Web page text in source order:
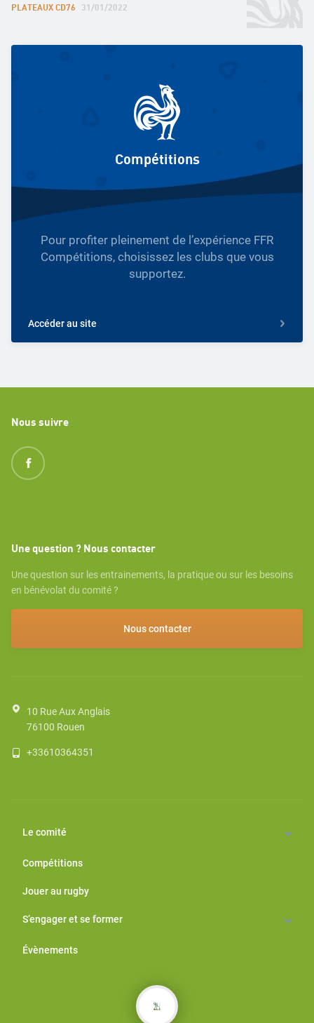
PLATEAUX CD76 31/01/2022
Compétitions
Pour profiter pleinement de l’expérience FFR
Compétitions, choisissez les clubs que vous
supportez.
Accéder au site
Nous suivre
Une question ? Nous contacter
Une question sur les entrainements, la pratique ou sur les besoins
en bénévolat du comité ?
Nous contacter
10 Rue Aux Anglais
76100 Rouen
+33610364351
Le comité
Compétitions
Jouer au rugby
S’engager et se former
Évènements